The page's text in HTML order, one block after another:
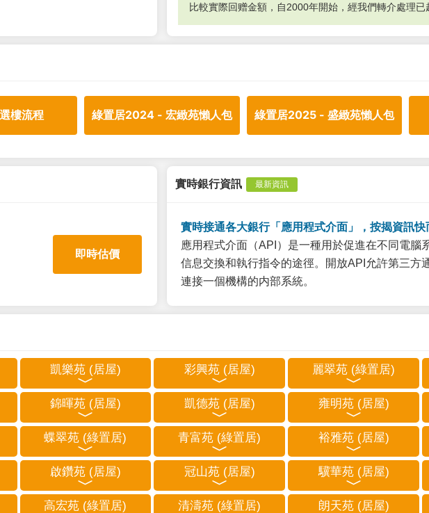
比較實際回赠金額，自2000年開始，經我們轉介處理已
樓流程 綠置居2024 - 宏緻苑懶人包 綠置居2025 - 盛緻苑懶人包
即時估價
實時銀行資訊 最新資訊
實時接通各大銀行「應用程式介面」，按揭資訊快
應用程式介面（API）是一種用於促進在不同電腦
信息交換和執行指令的途徑。開放API允許第三方
連接一個機構的内部系統。
凱樂苑 (居屋) 彩興苑 (居屋) 麗翠苑 (綠置居)
錦暉苑 (居屋) 凱德苑 (居屋) 雍明苑 (居屋)
蝶翠苑 (綠置居) 青富苑 (綠置居) 裕雅苑 (居屋)
啟鑽苑 (居屋) 冠山苑 (居屋) 驥華苑 (居屋)
高宏苑 (綠置居) 清濤苑 (綠置居) 朗天苑 (居屋)